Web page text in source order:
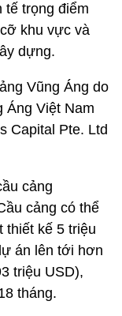
tế trọng điểm
khu vực và
dựng.
Vũng Áng do
Áng Việt Nam
Capital Pte. Ltd
cảng
cảng có thể
thiết kế 5 triệu
án lên tới hơn
triệu USD),
tháng.